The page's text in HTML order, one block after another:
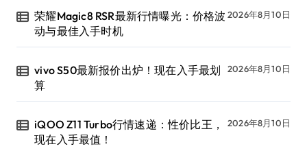
荣耀Magic8 RSR最新行情曝光：价格波
动与最佳入手时机
2026年8月10日
vivo S50最新报价出炉！现在入手最划
算
2026年8月10日
iQOO Z11 Turbo行情速递：性价比王，
现在入手最值！
2026年8月10日